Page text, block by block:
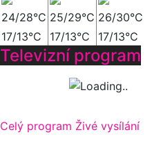
24/28°C 25/29°C 26/30°C
17/13°C
17/13°C 17/13°C
Televizní program
Celý program Živé vysílání